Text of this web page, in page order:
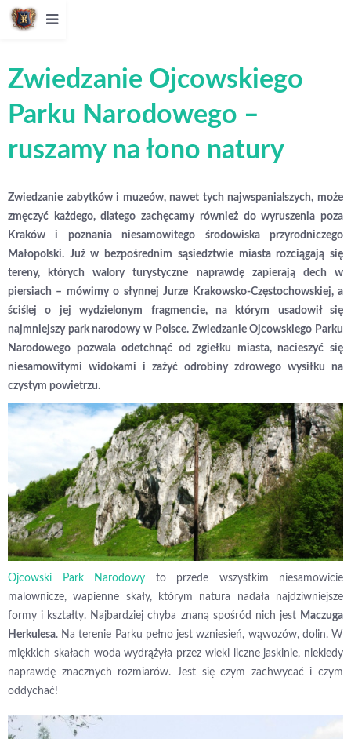
Zwiedzanie Ojcowskiego
Parku Narodowego –
ruszamy na łono natury
Zwiedzanie zabytków i muzeów, nawet tych najwspanialszych, może
zmęczyć każdego, dlatego zachęcamy również do wyruszenia poza
Kraków i poznania niesamowitego środowiska przyrodniczego
Małopolski. Już w bezpośrednim sąsiedztwie miasta rozciągają się
tereny, których walory turystyczne naprawdę zapierają dech w
piersiach – mówimy o słynnej Jurze Krakowsko-Częstochowskiej, a
ściślej o jej wydzielonym fragmencie, na którym usadowił się
najmniejszy park narodowy w Polsce. Zwiedzanie Ojcowskiego Parku
Narodowego pozwala odetchnąć od zgiełku miasta, nacieszyć się
niesamowitymi widokami i zażyć odrobiny zdrowego wysiłku na
czystym powietrzu.
Ojcowski Park Narodowy to przede wszystkim niesamowicie
malownicze, wapienne skały, którym natura nadała najdziwniejsze
formy i kształty. Najbardziej chyba znaną spośród nich jest Maczuga
Herkulesa. Na terenie Parku pełno jest wzniesień, wąwozów, dolin. W
miękkich skałach woda wydrążyła przez wieki liczne jaskinie, niekiedy
naprawdę znacznych rozmiarów. Jest się czym zachwycać i czym
oddychać!